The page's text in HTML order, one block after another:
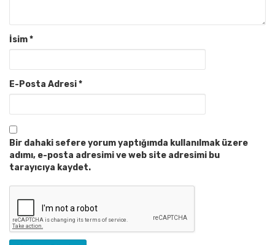
İsim*
E-Posta Adresi*
Bir dahaki sefere yorum yaptığımda kullanılmak üzere
adımı, e-posta adresimi ve web site adresimi bu
tarayıcıya kaydet.